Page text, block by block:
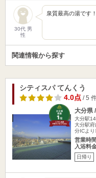
30代 男
性
泉質最高の湯です！
関連情報から探す
シティスパ てんくう
4.0点/ 5
大分県
大分駅
大分駅
分ICより
営業時
入浴料
日帰り